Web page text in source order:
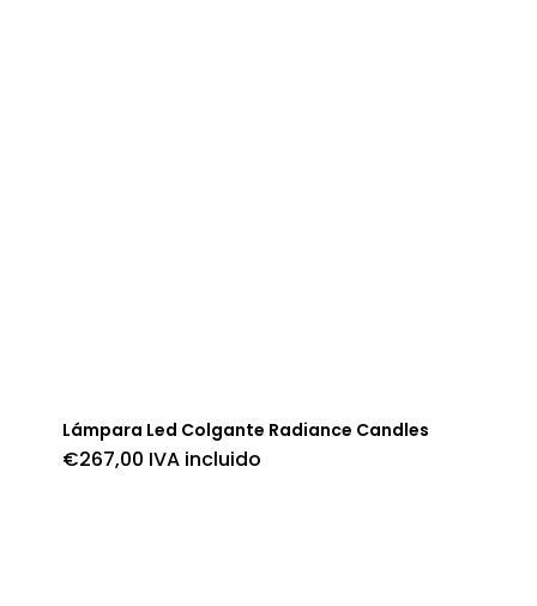
Lámpara Led Colgante Radiance Candles
€267,00 IVA incluido